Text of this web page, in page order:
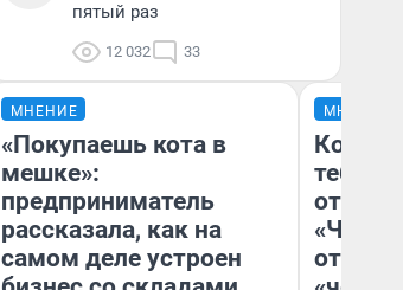
пятый раз
12 032 33
МНЕНИЕ
«Покупаешь кота в
мешке»:
предприниматель
рассказала, как на
самом деле устроен
МНЕНИЕ
тебя
отзыв